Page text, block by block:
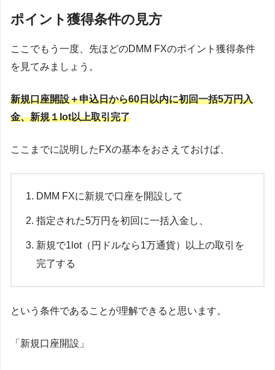
ポイント獲得条件の見方
ここでもう一度、先ほどのDMM FXのポイント獲得条件
を見てみましょう。
新規口座開設＋申込日から60日以内に初回一括5万円入
金、新規１lot以上取引完了
ここまでに説明したFXの基本をおさえておけば、
DMM FXに新規で口座を開設して
指定された5万円を初回に一括入金し、
新規で1lot（円ドルなら1万通貨）以上の取引を
完了する
という条件であることが理解できると思います。
「新規口座開設」